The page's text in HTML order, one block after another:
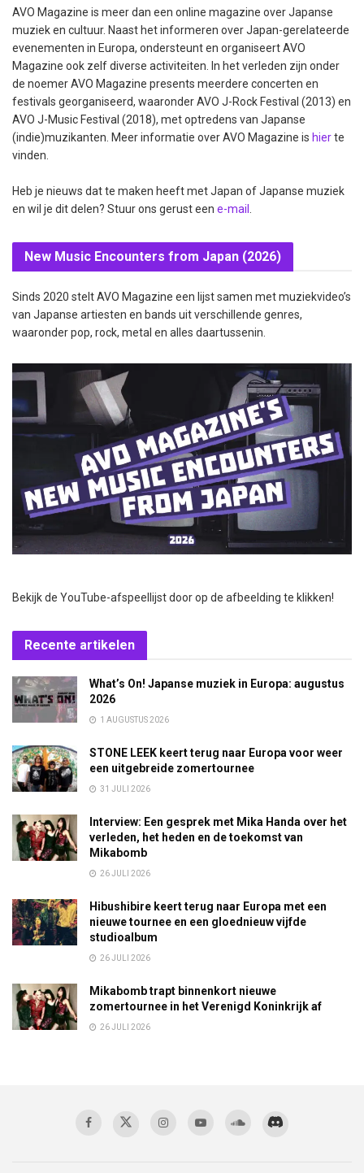
AVO Magazine is meer dan een online magazine over Japanse
muziek en cultuur. Naast het informeren over Japan-gerelateerde
evenementen in Europa, ondersteunt en organiseert AVO
Magazine ook zelf diverse activiteiten. In het verleden zijn onder
de noemer AVO Magazine presents meerdere concerten en
festivals georganiseerd, waaronder AVO J-Rock Festival (2013) en
AVO J-Music Festival (2018), met optredens van Japanse
(indie)muzikanten. Meer informatie over AVO Magazine is hierte
vinden.
Heb je nieuws dat te maken heeft met Japan of Japanse muziek
en wil je dit delen? Stuur ons gerust een e-mail
New Music Encounters from Japan (2026)
Sinds 2020 stelt AVO Magazine een lijst samen met muziekvideo’s
van Japanse artiesten en bands uit verschillende genres,
waaronder pop, rock, metal en alles daartussenin.
Bekijk de YouTube-afspeellijst door op de afbeelding te klikken!
Recente artikelen
What’s On! Japanse muziek in Europa: augustus
2026
1 AUGUSTUS 2026
STONE LEEK keert terug naar Europa voor weer
een uitgebreide zomertournee
31 JULI 2026
Interview: Een gesprek met Mika Handa over het
verleden, het heden en de toekomst van
Mikabomb
26 JULI 2026
Hibushibire keert terug naar Europa met een
nieuwe tournee en een gloednieuw vijfde
studioalbum
26 JULI 2026
Mikabomb trapt binnenkort nieuwe
zomertournee in het Verenigd Koninkrijk af
26 JULI 2026